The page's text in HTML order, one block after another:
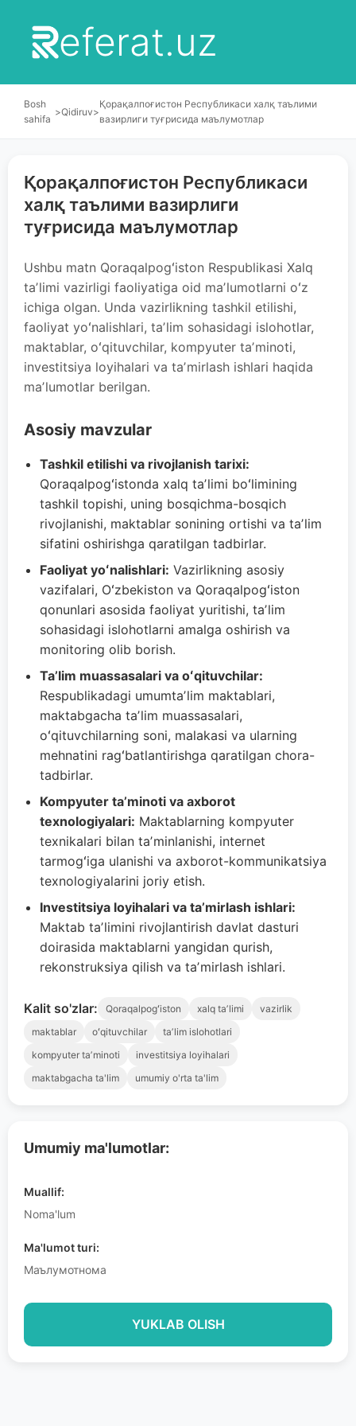
eferat.uz
Bosh
sahifa
>Qidiruv>
Қорақалпоғистон Республикаси халқ таълими
вазирлиги туғрисида маълумотлар
Umumiy ma'lumotlar:
Muallif:
Noma'lum
Ma'lumot turi:
Маълумотнома
YUKLAB OLISH
Қорақалпоғистон Республикаси
халқ таълими вазирлиги
туғрисида маълумотлар
Ushbu matn Qoraqalpogʻiston Respublikasi Xalq
taʼlimi vazirligi faoliyatiga oid maʼlumotlarni oʻz
ichiga olgan. Unda vazirlikning tashkil etilishi,
faoliyat yoʻnalishlari, taʼlim sohasidagi islohotlar,
maktablar, oʻqituvchilar, kompyuter taʼminoti,
investitsiya loyihalari va taʼmirlash ishlari haqida
maʼlumotlar berilgan.
Asosiy mavzular
Tashkil etilishi va rivojlanish tarixi:
Qoraqalpogʻistonda xalq taʼlimi boʻlimining
tashkil topishi, uning bosqichma-bosqich
rivojlanishi, maktablar sonining ortishi va taʼlim
sifatini oshirishga qaratilgan tadbirlar.
Faoliyat yoʻnalishlari: Vazirlikning asosiy
vazifalari, Oʻzbekiston va Qoraqalpogʻiston
qonunlari asosida faoliyat yuritishi, taʼlim
sohasidagi islohotlarni amalga oshirish va
monitoring olib borish.
Taʼlim muassasalari va oʻqituvchilar:
Respublikadagi umumtaʼlim maktablari,
maktabgacha taʼlim muassasalari,
oʻqituvchilarning soni, malakasi va ularning
mehnatini ragʻbatlantirishga qaratilgan chora-
tadbirlar.
Kompyuter taʼminoti va axborot
texnologiyalari: Maktablarning kompyuter
texnikalari bilan taʼminlanishi, internet
tarmogʻiga ulanishi va axborot-kommunikatsiya
texnologiyalarini joriy etish.
Investitsiya loyihalari va taʼmirlash ishlari:
Maktab taʼlimini rivojlantirish davlat dasturi
doirasida maktablarni yangidan qurish,
rekonstruksiya qilish va taʼmirlash ishlari.
Kalit so'zlar: Qoraqalpogʻiston xalq taʼlimi
vazirlik
maktablar
oʻqituvchilar
taʼlim islohotlari
kompyuter taʼminoti
investitsiya loyihalari
maktabgacha ta'lim
umumiy o'rta ta'lim